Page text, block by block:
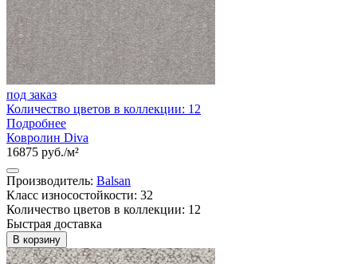
под заказ
Количество цветов в коллекции: 12
Подробнее
Ковролин Diva
16875 руб./м²
Производитель: Balsan
Класс износостойкости: 32
Количество цветов в коллекции: 12
Быстрая доставка
В корзину